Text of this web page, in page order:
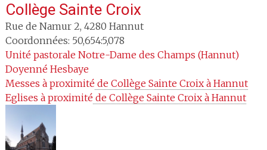
Collège Sainte Croix
Rue de Namur 2, 4280 Hannut
Coordonnées: 50,654:5,078
Unité pastorale Notre-Dame des Champs (Hannut)
Doyenné Hesbaye
Messes à proximité de Collège Sainte Croix à Hannut
Eglises à proximité de Collège Sainte Croix à Hannut